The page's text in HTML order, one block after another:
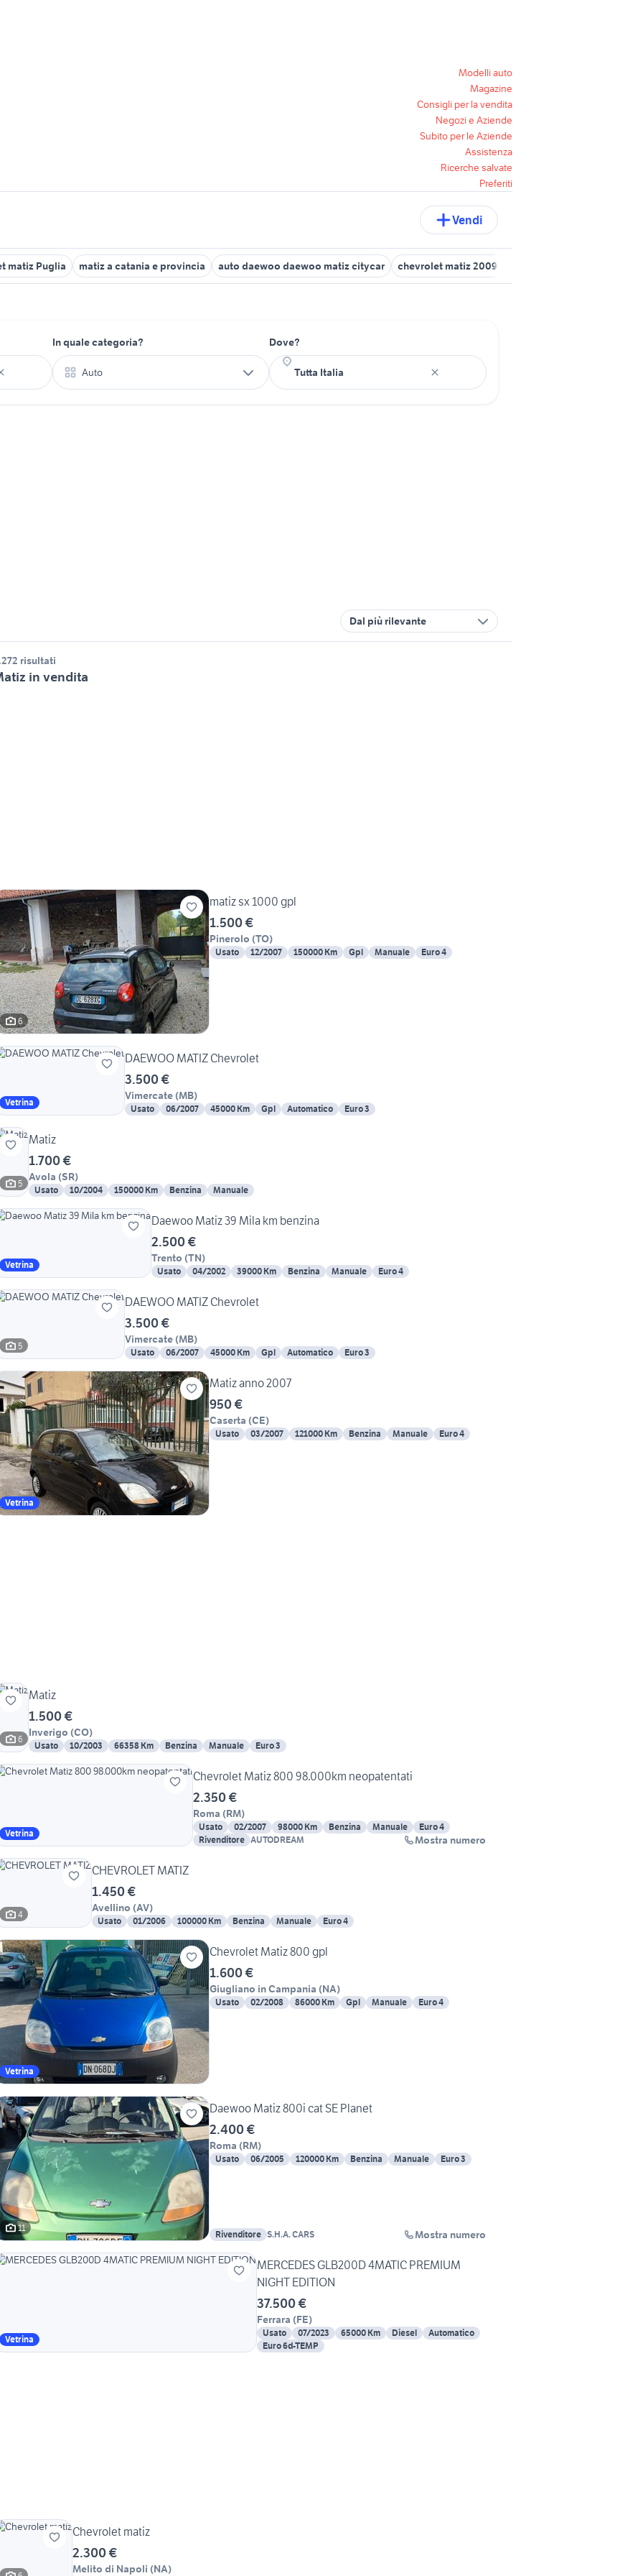
Modelli auto
Magazine
Consigli per la vendita
Negozi e Aziende
Subito per le Aziende
Assistenza
Ricerche salvate
Preferiti
Vendi
matiz Puglia matiz a catania e provincia auto daewoo daewoo matiz citycar chevrolet matiz 2009 accessori auto
In quale categoria?
Auto
Dove?
Dal più rilevante
risultati
in vendita
6
matiz sx 1000 gpl
1.500 €
Pinerolo (TO)
Usato 12/2007 150000 Km Gpl Manuale Euro 4
Vetrina
DAEWOO MATIZ Chevrolet
3.500 €
Vimercate (MB)
Usato 06/2007 45000 Km Gpl Automatico Euro 3
5
Matiz
1.700 €
Avola (SR)
Usato 10/2004 150000 Km Benzina Manuale
Vetrina
Daewoo Matiz 39 Mila km benzina
2.500 €
Trento (TN)
Usato 04/2002 39000 Km Benzina Manuale Euro 4
5
DAEWOO MATIZ Chevrolet
3.500 €
Vimercate (MB)
Usato 06/2007 45000 Km Gpl Automatico Euro 3
Vetrina
Matiz anno 2007
950 €
Caserta (CE)
Usato 03/2007 121000 Km Benzina Manuale Euro 4
6
Matiz
1.500 €
Inverigo (CO)
Usato 10/2003 66358 Km Benzina Manuale Euro 3
Vetrina
Chevrolet Matiz 800 98.000km neopatentati
2.350 €
Roma (RM)
Usato 02/2007 98000 Km Benzina Manuale
Euro 4
Rivenditore AUTODREAM Mostra numero
4
CHEVROLET MATIZ
1.450 €
Avellino (AV)
Usato 01/2006 100000 Km Benzina Manuale Euro 4
Vetrina
Chevrolet Matiz 800 gpl
1.600 €
Giugliano in Campania (NA)
Usato 02/2008 86000 Km Gpl Manuale Euro 4
11
Daewoo Matiz 800i cat SE Planet
2.400 €
Roma (RM)
Usato 06/2005 120000 Km Benzina Manuale Euro 3
Rivenditore S.H.A. CARS Mostra numero
Vetrina
MERCEDES GLB200D 4MATIC PREMIUM
NIGHT EDITION
37.500 €
Ferrara (FE)
Usato 07/2023 65000 Km Diesel
Automatico
Euro 6d-TEMP
Chevrolet matiz
2.300 €
Melito di Napoli (NA)